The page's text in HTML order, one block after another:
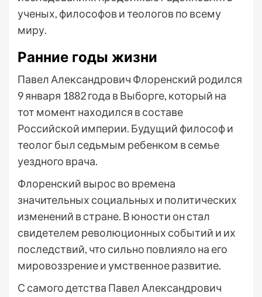
ученых, философов и теологов по всему
миру.
Ранние годы жизни
Павел Александрович Флоренский родился
9 января 1882 года в Выборге, который на
тот момент находился в составе
Российской империи. Будущий философ и
теолог был седьмым ребенком в семье
уездного врача.
Флоренский вырос во времена
значительных социальных и политических
изменений в стране. В юности он стал
свидетелем революционных событий и их
последствий, что сильно повлияло на его
мировоззрение и умственное развитие.
С самого детства Павел Александрович